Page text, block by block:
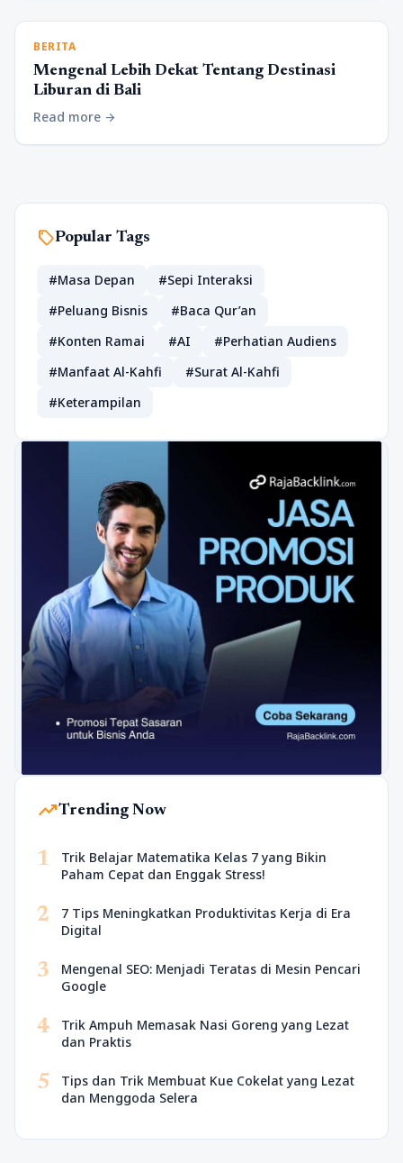
BERITA
Mengenal Lebih Dekat Tentang Destinasi
Liburan di Bali
Read more arrow_forward
sellPopular Tags
#Masa Depan
#Sepi Interaksi
#Peluang Bisnis
#Baca Qur’an
#Konten Ramai
#AI
#Perhatian Audiens
#Manfaat Al-Kahfi
#Surat Al-Kahfi
#Keterampilan
trending_upTrending Now
1
Trik Belajar Matematika Kelas 7 yang Bikin
Paham Cepat dan Enggak Stress!
2
7 Tips Meningkatkan Produktivitas Kerja di Era
Digital
3
Mengenal SEO: Menjadi Teratas di Mesin Pencari
Google
4
Trik Ampuh Memasak Nasi Goreng yang Lezat
dan Praktis
5
Tips dan Trik Membuat Kue Cokelat yang Lezat
dan Menggoda Selera